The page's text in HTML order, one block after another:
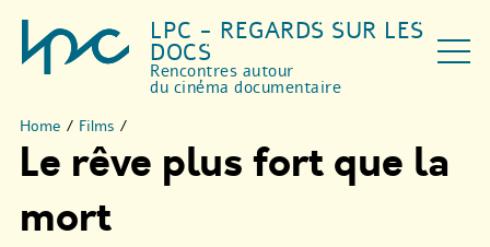
LPC - REGARDS SUR LES
DOCS
Rencontres autour
du cinéma documentaire
Home / Films /
Le rêve plus fort que la
mort